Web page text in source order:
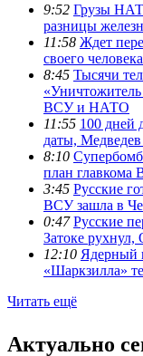
9:52 Грузы
разницы
11:58 Ждет
своего
8:45 Тысячи
ВСУ и НАТО
11:55 100 дней
даты,
8:10
план главкома
3:45 Русские
ВСУ зашла в
0:47 Русские
Затоке рухнул,
12:10 Ядерный
«Шаркзилла»
Читать ещё
Актуально